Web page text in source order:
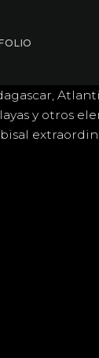
y otros